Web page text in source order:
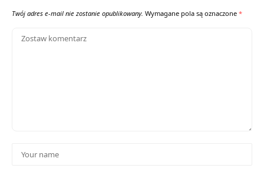
Twój adres e-mail nie zostanie opublikowany. Wymagane pola są oznaczone *